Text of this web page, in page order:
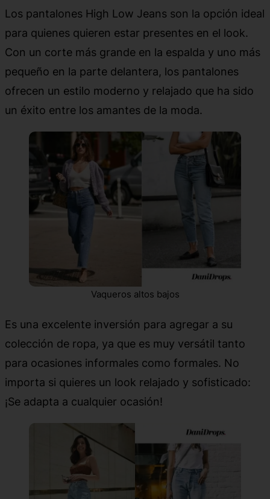
Los pantalones High Low Jeans son la opción ideal
para quienes quieren estar presentes en el look.
Con un corte más grande en la espalda y uno más
pequeño en la parte delantera, los pantalones
ofrecen un estilo moderno y relajado que ha sido
un éxito entre los amantes de la moda.
Vaqueros altos bajos
Es una excelente inversión para agregar a su
colección de ropa, ya que es muy versátil tanto
para ocasiones informales como formales. No
importa si quieres un look relajado y sofisticado:
¡Se adapta a cualquier ocasión!